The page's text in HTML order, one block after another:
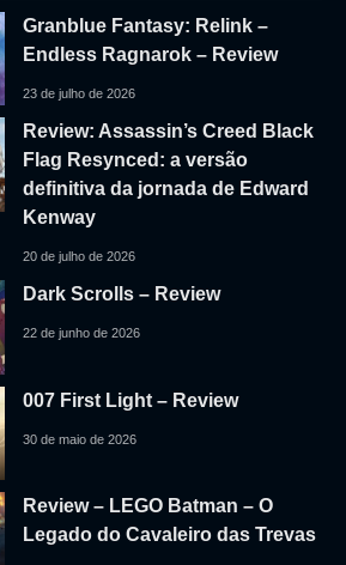
Granblue Fantasy: Relink –
Endless Ragnarok – Review
23 de julho de 2026
Review: Assassin’s Creed Black
Flag Resynced: a versão
definitiva da jornada de Edward
Kenway
20 de julho de 2026
Dark Scrolls – Review
22 de junho de 2026
007 First Light – Review
30 de maio de 2026
Review – LEGO Batman – O
Legado do Cavaleiro das Trevas